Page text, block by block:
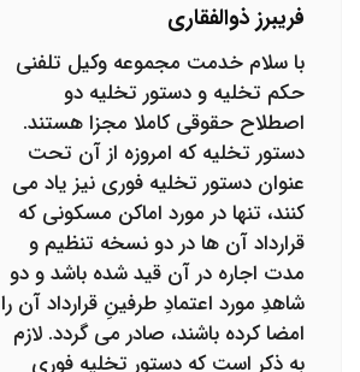
فریبرز ذوالفقاری
با سلام خدمت مجموعه وکیل تلفنی
حکم تخلیه و دستور تخلیه دو
اصطلاح حقوقی کاملا مجزا هستند.
دستور تخلیه که امروزه از آن تحت
عنوان دستور تخلیه فوری نیز یاد می
کنند، تنها در مورد اماکن مسکونی که
قرارداد آن ها در دو نسخه تنظیم و
مدت اجاره در آن قید شده باشد و دو
شاهدِ مورد اعتمادِ طرفینِ قرارداد آن را
امضا کرده باشند، صادر می گردد. لازم
به ذکر است که دستور تخلیه فوری